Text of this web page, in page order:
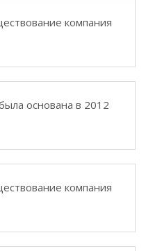
компания
основана в 2012
компания